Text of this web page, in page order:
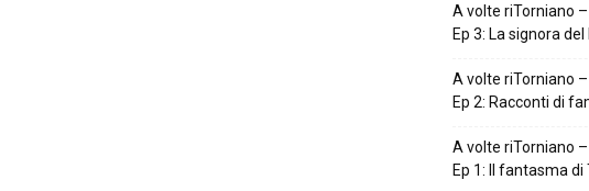
A volte riTorniano
Ep 3: La signora del
A volte riTorniano
Ep 2: Racconti di
A volte riTorniano
Ep 1: Il fantasma di